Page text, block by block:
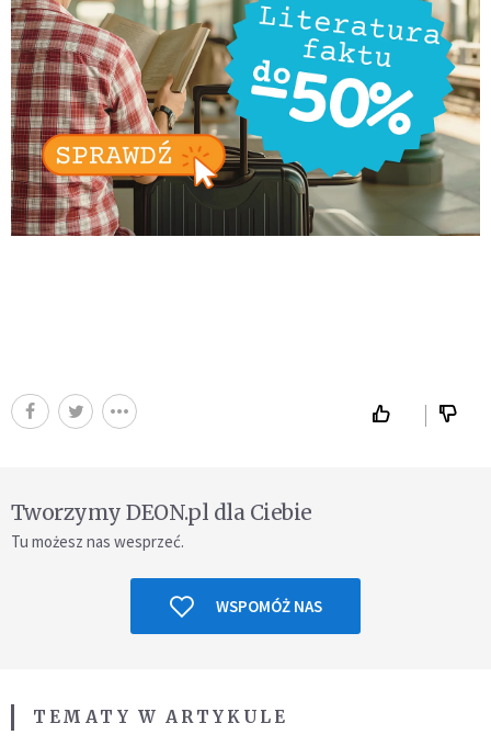
Tworzymy DEON.pl dla Ciebie
Tu możesz nas wesprzeć.
WSPOMÓŻ NAS
TEMATY W ARTYKULE